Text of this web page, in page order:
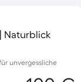
Naturblick
unvergessliche